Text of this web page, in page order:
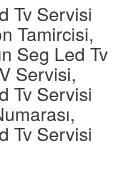
Tv Servisi
Tamircisi,
Seg Led Tv
Servisi,
Tv Servisi
Tv Servisi